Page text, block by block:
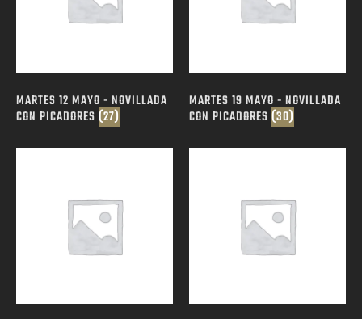
MARTES 12 MAYO - NOVILLADA
CON PICADORES (27)
MARTES 19 MAYO - NOVILLADA
CON PICADORES (30)